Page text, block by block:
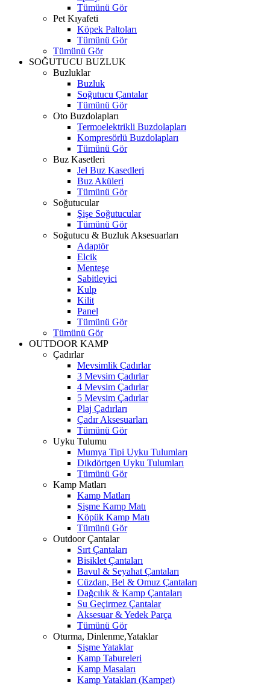
Tümünü Gör
Pet Kıyafeti
Köpek Paltoları
Tümünü Gör
Tümünü Gör
SOĞUTUCU BUZLUK
Buzluklar
Buzluk
Soğutucu Çantalar
Tümünü Gör
Oto Buzdolapları
Termoelektrikli Buzdolapları
Kompresörlü Buzdolapları
Tümünü Gör
Buz Kasetleri
Jel Buz Kasedleri
Buz Aküleri
Tümünü Gör
Soğutucular
Şişe Soğutucular
Tümünü Gör
Soğutucu & Buzluk Aksesuarları
Adaptör
Elcik
Menteşe
Sabitleyici
Kulp
Kilit
Panel
Tümünü Gör
Tümünü Gör
OUTDOOR KAMP
Çadırlar
Mevsimlik Çadırlar
3 Mevsim Çadırlar
4 Mevsim Çadırlar
5 Mevsim Çadırlar
Plaj Çadırları
Çadır Aksesuarları
Tümünü Gör
Uyku Tulumu
Mumya Tipi Uyku Tulumları
Dikdörtgen Uyku Tulumları
Tümünü Gör
Kamp Matları
Kamp Matları
Şişme Kamp Matı
Köpük Kamp Matı
Tümünü Gör
Outdoor Çantalar
Sırt Çantaları
Bisiklet Çantaları
Bavul & Seyahat Çantaları
Cüzdan, Bel & Omuz Çantaları
Dağcılık & Kamp Çantaları
Su Geçirmez Çantalar
Aksesuar & Yedek Parça
Tümünü Gör
Oturma, Dinlenme,Yataklar
Şişme Yataklar
Kamp Tabureleri
Kamp Masaları
Kamp Yatakları (Kampet)